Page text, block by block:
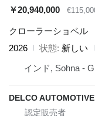
￥20,940,000
クローラーショベル
2026
状態 新しい
インド, Sohna -
DELCO AUTOMOTIVE